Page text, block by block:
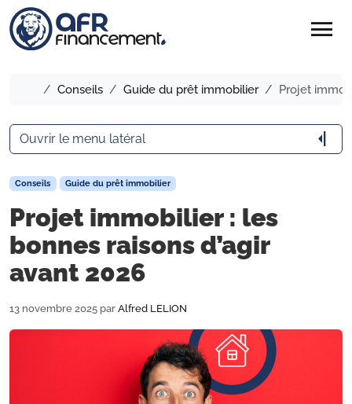
menu
Accueil
Conseils Guide du prêt immobilier Projet
Conseils Guide du prêt immobilier
Projet immobilier : les
bonnes raisons d’agir
avant 2026
13 novembre 2025 par Alfred LELION
Ouvrir le menu latéral arrow_menu_close